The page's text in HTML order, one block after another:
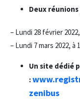
Deux
– Lundi 28 février
– Lundi 7 mars 2022, à
Un site dédié
:
zenibus